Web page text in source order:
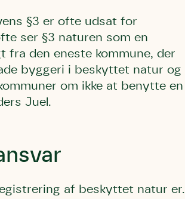
§3 er ofte udsat for
ser §3 naturen som en
fra den eneste kommune, der
byggeri i beskyttet natur og
om ikke at benytte en
Juel.
af beskyttet natur er.